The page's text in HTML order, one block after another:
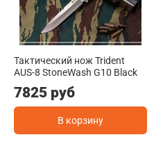
Тактический нож Trident
AUS-8 StoneWash G10 Black
7825 руб
В корзину